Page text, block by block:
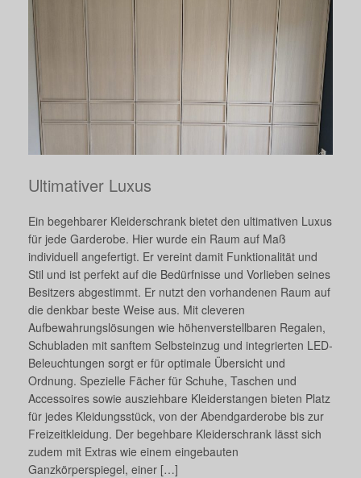
Ultimativer Luxus
Ein begehbarer Kleiderschrank bietet den ultimativen Luxus
für jede Garderobe. Hier wurde ein Raum auf Maß
individuell angefertigt. Er vereint damit Funktionalität und
Stil und ist perfekt auf die Bedürfnisse und Vorlieben seines
Besitzers abgestimmt. Er nutzt den vorhandenen Raum auf
die denkbar beste Weise aus. Mit cleveren
Aufbewahrungslösungen wie höhenverstellbaren Regalen,
Schubladen mit sanftem Selbsteinzug und integrierten LED-
Beleuchtungen sorgt er für optimale Übersicht und
Ordnung. Spezielle Fächer für Schuhe, Taschen und
Accessoires sowie ausziehbare Kleiderstangen bieten Platz
für jedes Kleidungsstück, von der Abendgarderobe bis zur
Freizeitkleidung. Der begehbare Kleiderschrank lässt sich
zudem mit Extras wie einem eingebauten
Ganzkörperspiegel, einer […]